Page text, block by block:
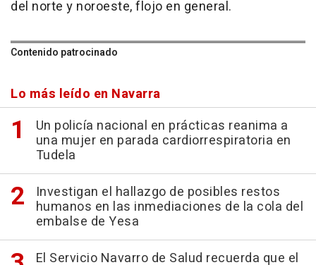
del norte y noroeste, flojo en general.
Contenido patrocinado
Lo más leído en Navarra
Un policía nacional en prácticas reanima a
una mujer en parada cardiorrespiratoria en
Tudela
Investigan el hallazgo de posibles restos
humanos en las inmediaciones de la cola del
embalse de Yesa
El Servicio Navarro de Salud recuerda que el